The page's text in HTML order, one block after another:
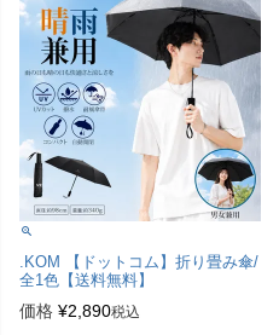
.KOM 【ドットコム】折り畳み傘/
全1色【送料無料】
価格 ¥2,890税込